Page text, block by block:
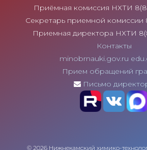
Приёмная комиссия НХТИ
Секретарь приемной комиссии
Приемная директора НХТИ
Контакты
minobrnauki.gov.ru
Прием обращений
Письмо
© 2026 Нижнекамский химико-